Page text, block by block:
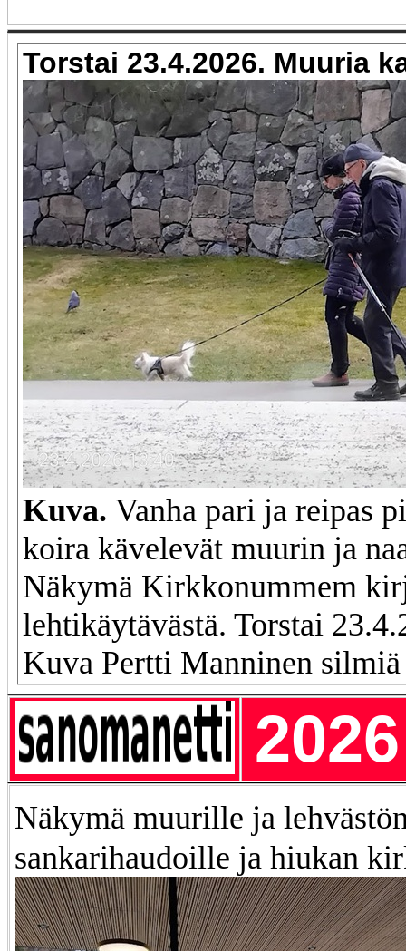
Torstai 23.4.2026. Muuria
Kuva. Vanha pari ja reipas
koira kävelevät muurin ja
Näkymä Kirkkonummem
lehtikäytävästä. Torstai
Kuva Pertti Manninen
2026
Näkymä muurille ja
sankarihaudoille ja hiukan